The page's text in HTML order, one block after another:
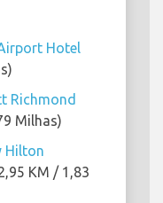
Hotel
Richmond
Milhas)
Hilton
KM / 1,83